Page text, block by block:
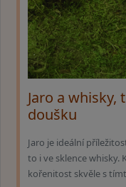
Jaro a whisky,
doušku
Jaro je ideální
to i ve sklence whisky.
kořenitost skvěle s